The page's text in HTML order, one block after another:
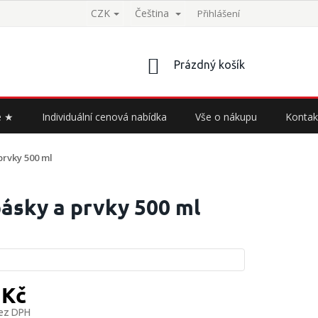
CZK Čeština Přihlášení
NÁKUPNÍ
Prázdný košík
★ Individuální cenová nabídka Vše o nákupu
500 ml
a prvky 500 ml
DPH